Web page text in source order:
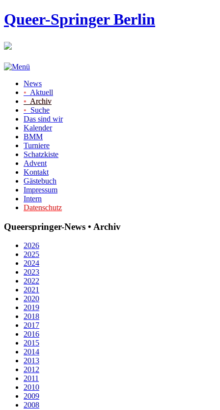
Queer-Springer Berlin
News
• Aktuell
• Archiv
• Suche
Das sind wir
Kalender
BMM
Turniere
Schatzkiste
Advent
Kontakt
Gästebuch
Impressum
Intern
Datenschutz
Queerspringer-News • Archiv
2026
2025
2024
2023
2022
2021
2020
2019
2018
2017
2016
2015
2014
2013
2012
2011
2010
2009
2008